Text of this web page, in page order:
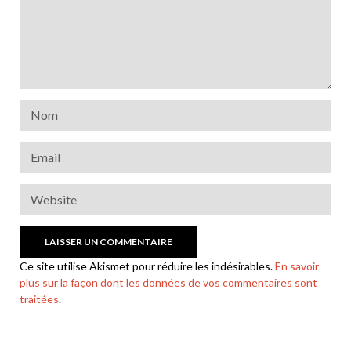
Ce site utilise Akismet pour réduire les indésirables.En savoir
plus sur la façon dont les données de vos commentaires sont
traitées.